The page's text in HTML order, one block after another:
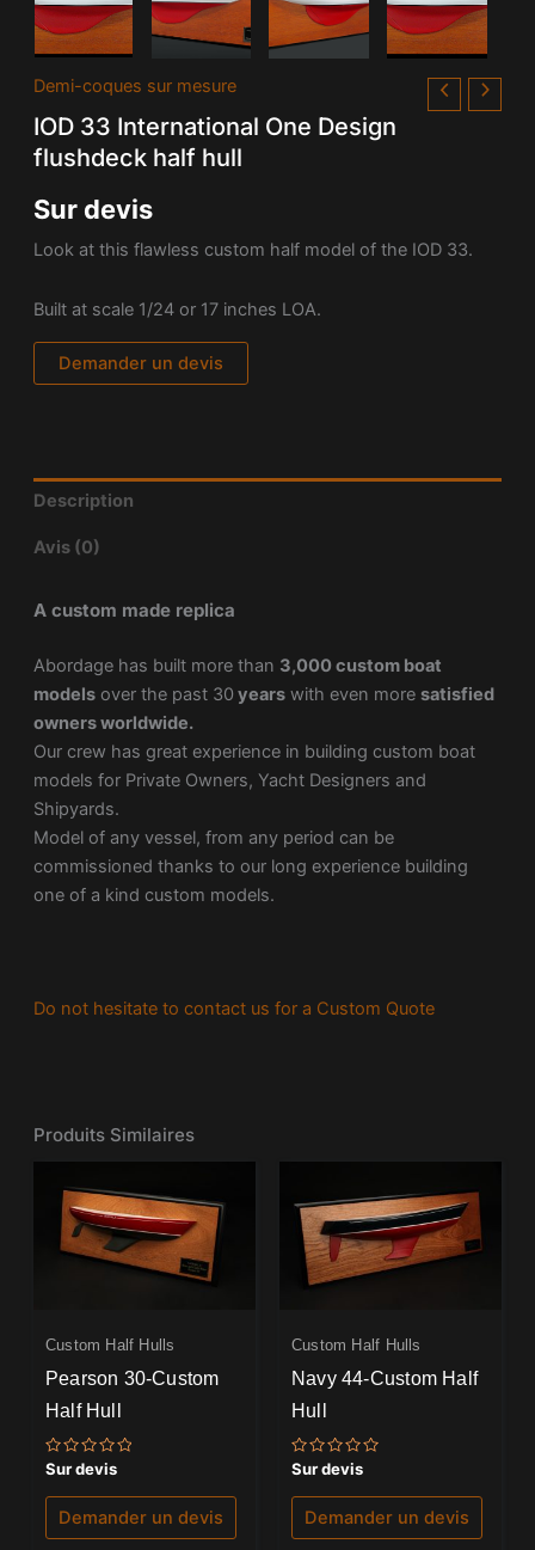
Demi-coques sur mesure
IOD 33 International One Design
flushdeck half hull
Sur devis
Look at this flawless custom half model of the IOD 33.
Built at scale 1/24 or 17 inches LOA.
Demander un devis
Description
Avis (0)
A custom made replica
Abordage has built more than 3,000 custom boat
modelsover the past 30 yearswith even more satisfied
owners worldwide.
Our crew has great experience in building custom boat
models for Private Owners, Yacht Designers and
Shipyards.
Model of any vessel, from any period can be
commissioned thanks to our long experience building
one of a kind custom models.
Do not hesitate to contact us for a Custom Quote
Produits Similaires
Custom Half Hulls
Pearson 30-Custom
Half Hull
Note
0
sur
Sur devis
Demander un devis
Custom Half Hulls
Navy 44-Custom Half
Hull
Note
0
sur
Sur devis
Demander un devis